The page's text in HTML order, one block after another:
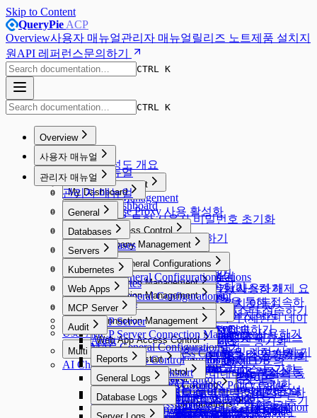
Skip to Content
QueryPie ACP
Overview사용자 매뉴얼관리자 매뉴얼 릴리즈 노트제품 설치 지
원 API 레퍼런스문의하기
CTRL K
CTRL K
Overview
Overview
시스템 구성도 개요
Proxy Management
Proxy Management
Database Proxy 사용 활성화
사용자 매뉴얼
사용자 매뉴얼
My Dashboard
My Dashboard
Email을 통한 사용자 비밀번호 초기화
Workflow
Workflow
DB Access Request 요청하기
SQL Request 요청하기
SQL Request 요청하기
실행 계획(Explain) 기능 사용하기
SQL Export Request 요청하기
Unmasking Request 요청하기 (마스킹 해제 요
청)
Restricted Data Access 요청하기 (제한된 데이
터 접근 요청)
Server Access Request 요청하기
Server Privilege Request 요청하기
Access Role Request 요청하기
IP Registration Request 요청하기
DB 정책 예외 요청하기 (DB Policy Exception
Database Access Control
Database Access Control
웹 SQL 에디터로 접속하기
Default Privilege 설정하기
에이전트 없이 프록시 접속하기
Google BigQuery OAuth 인증을 통해 접속하
기
Custom Data Source 접속하기
Server Access Control
Server Access Control
권한이 있는 서버에 접속하기
웹 터미널 사용하기
웹 SFTP 사용하기
Kubernetes Access Control
Kubernetes Access Control
접근 권한 목록 확인하기
Web Client로 쿠버네티스 클러스터 접속하기
Web Access Control
Web Access Control
Root CA 인증서 및 Extension 설치하기
웹 애플리케이션(웹사이트) 접속하기
MCP Access Control
MCP Access Control
MAC을 통해 Remote MCP Servers 사용하기
Preferences
User Agent
Multi Agent
Multi Agent
Multi Agent Linux 설치 및 사용 가이드
Multi Agent Seamless SSH 사용 가이드
Multi Agent OS별 3rd Party Tool 지원 목록
AI Chat
관리자 매뉴얼
관리자 매뉴얼
General
General
Company Management
Company Management
General
Security
Allowed Zones
Channels
Alerts
Alerts
New Request > 요청 타입별 템플
릿 변수
Licenses
User Management
User Management
Users
Users
사용자 프로필
qp-admin 기본 계정에 대한 패스
워드 변경 강제화 및 계정 삭제 기
능
Groups
Roles
Profile Editor
Profile Editor
Custom Attribute
Authentication
Authentication
Okta 연동하기
LDAP 연동하기
AWS SSO 연동하기
Provisioning
Provisioning
Provisioning 활성화 하기
Workflow Management
Workflow Management
All Requests
Approval Rules
Workflow Configurations
System
System
Integrations
Integrations
Syslog 연동
Splunk 연동
Secret Store 연동
Email 연동
API Token
Jobs
Maintenance
Databases
Databases
DAC General Configurations
DAC General Configurations
Unmasking Zones
Masking Pattern (메뉴 위치 이동)
Connection Management
Connection Management
Cloud Providers
Cloud Providers
AWS에서 DB 리소스 동기화
MS Azure에서 DB 리소스 동기화
Google Cloud에서 DB 리소스 동
기화
Dry Run 기능으로 클라우드 동기
화 설정 확인하기
DB Connections
DB Connections
MongoDB 전용 가이드
DocumentDB 전용 가이드
Google BigQuery OAuth 인증 설
정
SSL Configurations
SSH Configurations
Kerberos Configurations
Custom JDBC Configs
Custom JDBC Configs
DB Access Control
DB Access Control
Privilege Type
Privilege Type
MongoDB / Document DB 의
Privilege Type Mapping
Access Control
Policies
Policies
Data Access
Masking Pattern
Data Masking
Sensitive Data
Policy Exception
Query Rules
Ledger Management
Ledger Management
Ledger Table Policy
Ledger Approval Rules
(New) Policy Management
(New) Policy Management
Data Paths
Data Policies
Exception Management
Monitoring
Monitoring
Running Queries
Servers
Servers
SAC General Configurations
Connection Management
Connection Management
Cloud Providers
Cloud Providers
AWS에서 서버 리소스 동기화
Azure에서 서버 리소스 동기화
GCP에서 서버 리소스 동기화
Servers
Servers
수동으로 개별 서버 등록하기
Server Groups
Server Groups
서버를 그룹으로 관리하기
Server Agents for RDP
Server Agents for RDP
Server Agent 설치 및 제거하기
ProxyJump Configurations
Server Account Management
Server Account Management
Server Account Templates
SSH Key Configurations
Account Management
Password Provisioning
Password Provisioning
패스워드 변경 Job 생성하기
Session Monitoring
Server Access Control
Server Access Control
Access Control
Access Control
Permissions 부여 및 회수하기
Roles
Policies
Kubernetes
Kubernetes
KAC General Configurations
Connection Management
Connection Management
Cloud Providers
Cloud Providers
AWS에서 쿠버네티스 리소스 동
기화
Clusters
Clusters
수동으로 쿠버네티스 클러스터
등록하기
K8s Access Control
K8s Access Control
Access Control
Access Control
쿠버네티스 역할 부여 및 회수하
기
Roles
Roles
쿠버네티스 역할 설정하기
Policies
Web Apps
Web Apps
Connection Management
Connection Management
Web Apps
Web App Configurations
Web App Access Control
Web App Access Control
Access Control
Access Control
Role 부여 및 회수하기
Roles
Policies
WAC Quickstart
WAC Quickstart
[~10.2.7] WAC Role & Policy Guide
[10.2.8~] WAC RBAC Guide
[10.3.0 ~] WAC JIT 권한 획득 Guide
MCP Server
MCP Server
MCP Server Connection Management
MAC General Configurations
MCP Access Control
Audit
Audit
Reports
Reports
Reports
Audit Log Export
General Logs
General Logs
User Access History
Database Logs
Database Logs